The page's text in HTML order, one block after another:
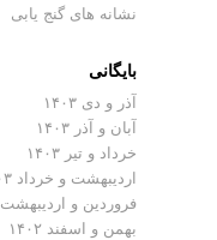
نشانه های گنج یابی
بایگانی
آذر و دی ۱۴۰۳
آبان و آذر ۱۴۰۳
خرداد و تیر ۱۴۰۳
اردیبهشت و خرداد ۱۴۰۳
فروردین و اردیبهشت ۱۴۰۳
بهمن و اسفند ۱۴۰۲